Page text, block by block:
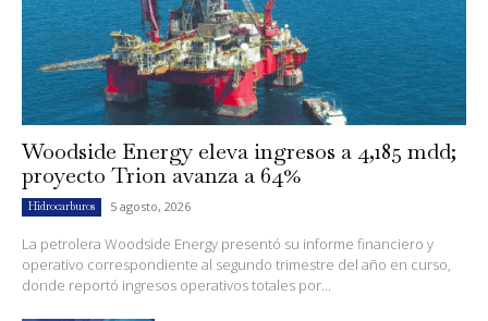
Woodside Energy eleva ingresos a 4,185 mdd;
proyecto Trion avanza a 64%
Hidrocarburos 5 agosto, 2026
La petrolera Woodside Energy presentó su informe financiero y
operativo correspondiente al segundo trimestre del año en curso,
donde reportó ingresos operativos totales por...